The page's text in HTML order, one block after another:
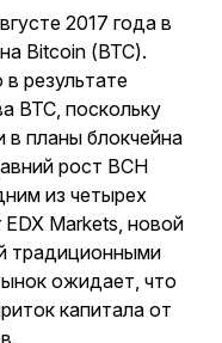
2017 года в
Bitcoin (BTC).
результате
BTC, поскольку
в планы блокчейна
рост BCH
из четырех
Markets, новой
традиционными
ожидает, что
капитала от